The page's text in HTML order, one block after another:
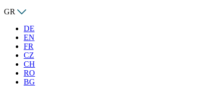
GR
DE
EN
FR
CZ
CH
RO
BG